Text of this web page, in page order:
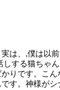
は、,僕は以前
する猫ちゃん
りです。こ
す。神様が